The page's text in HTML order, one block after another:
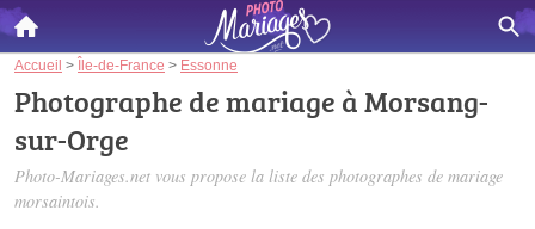
Accueil > Île-de-France > Essonne
Photographe de mariage à Morsang-
sur-Orge
Photo-Mariages.net vous propose la liste des photographes de mariage
morsaintois.